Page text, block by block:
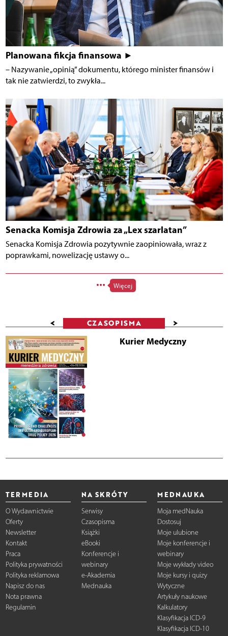
Planowana fikcja finansowa ►
– Nazywanie „opinią” dokumentu, którego minister finansów i
tak nie zatwierdzi, to zwykła...
Senacka Komisja Zdrowia za „Lex szarlatan”
Senacka Komisja Zdrowia pozytywnie zaopiniowała, wraz z
poprawkami, nowelizację ustawy o...
Więcej
< CZASOPISMA >
Kurier Medyczny
TERMEDIA
O Wydawnictwie
Oferty
Newsletter
Kontakt
Praca
Polityka prywatności
Polityka reklamowa
Napisz do nas
Nota prawna
Regulamin
NA SKRÓTY
Serwisy
Czasopisma
Książki
eBooki
Konferencje i
webinary
e-Akademia
Mednauka
MEDNAUKA
Moja medNauka
Dostosuj
Moje ulubione
Moje konferencje i
webinary
Moje wykłady video
Moje kursy i quizy
Wytyczne
Artykuły naukowe
Kalkulatory
Klasyfikacja ICD-9
Klasyfikacja ICD-10